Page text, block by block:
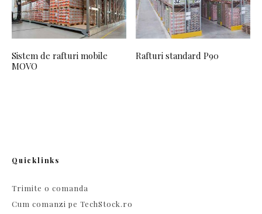
Sistem de rafturi mobile
MOVO
Rafturi standard P90
Quicklinks
Trimite o comanda
Cum comanzi pe TechStock.ro